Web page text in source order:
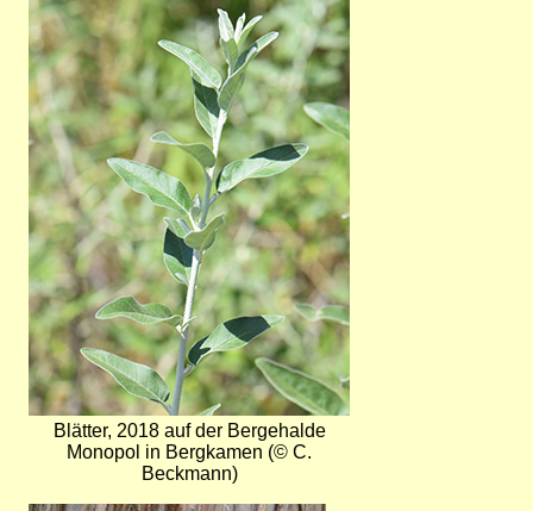
Blätter, 2018 auf der Bergehalde
Monopol in Bergkamen (© C.
Beckmann)